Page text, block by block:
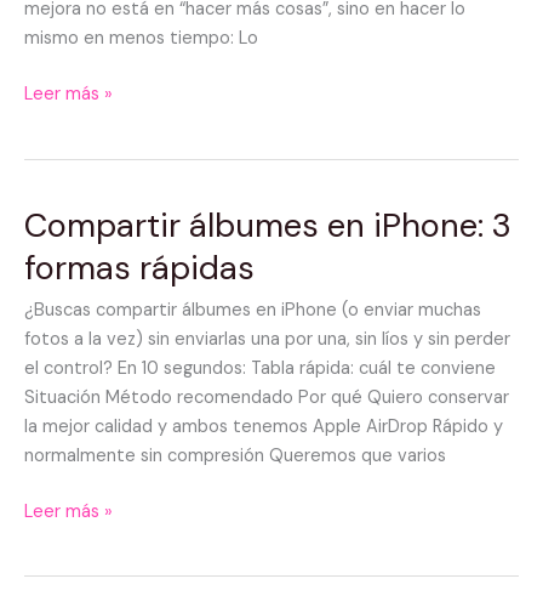
mejora no está en “hacer más cosas”, sino en hacer lo
mismo en menos tiempo: Lo
Leer más »
Compartir álbumes en iPhone: 3
formas rápidas
¿Buscas compartir álbumes en iPhone (o enviar muchas
fotos a la vez) sin enviarlas una por una, sin líos y sin perder
el control? En 10 segundos: Tabla rápida: cuál te conviene
Situación Método recomendado Por qué Quiero conservar
la mejor calidad y ambos tenemos Apple AirDrop Rápido y
normalmente sin compresión Queremos que varios
Compartir
en
iPhone:
3
formas
rápidas
Leer más »